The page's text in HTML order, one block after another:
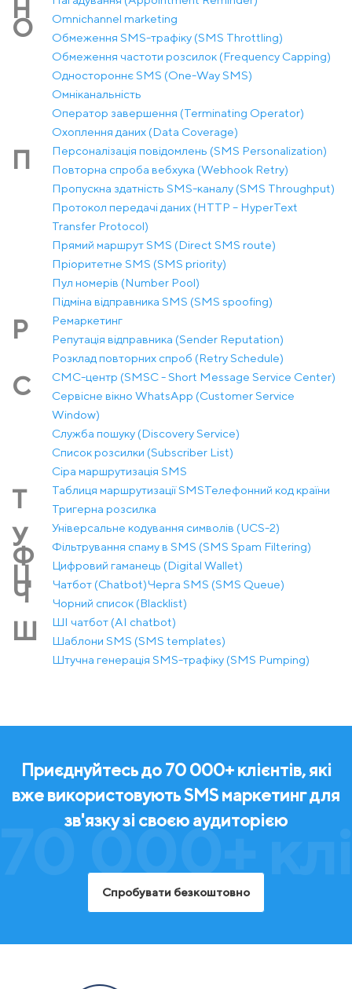
Н
О
Оmnichannel marketing
Обмеження SMS-трафіку (SMS Throttling)
Обмеження частоти розсилок (Frequency Capping)
Одностороннє SMS (One-Way SMS)
Омніканальність
Оператор завершення (Terminating Operator)
Охоплення даних (Data Coverage)
П
Персоналізація повідомлень (SMS Personalization)
Повторна спроба вебхука (Webhook Retry)
Пропускна здатність SMS-каналу (SMS Throughput)
Протокол передачі даних (HTTP – HyperText
Transfer Protocol)
Прямий маршрут SMS (Direct SMS route)
Пріоритетне SMS (SMS priority)
Пул номерів (Number Pool)
Підміна відправника SMS (SMS spoofing)
Р
Ремаркетинг
Репутація відправника (Sender Reputation)
Розклад повторних спроб (Retry Schedule)
С
СМС-центр (SMSC - Short Message Service Center)
Сервісне вікно WhatsApp (Customer Service
Window)
Служба пошуку (Discovery Service)
Список розсилки (Subscriber List)
Сіра маршрутизація SMS
Т Таблиця маршрутизації SMSТелефонний код країни
Тригерна розсилка
У Універсальне кодування символів (UCS-2)
Ф Фільтрування спаму в SMS (SMS Spam Filtering)
Ц Цифровий гаманець (Digital Wallet)
Ч Чатбот (Chatbot)Черга SMS (SMS Queue)
Чорний список (Blacklist)
Ш
ШІ чатбот (AI chatbot)
Шаблони SMS (SMS templates)
Штучна генерація SMS-трафіку (SMS Pumping)
70 000+
Приєднуйтесь до 70 000+ клієнтів, які
вже використовують SMS маркетинг для
зв'язку зі своєю аудиторією
Спробувати безкоштовно